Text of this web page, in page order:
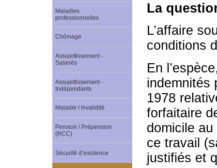
La
L’affaire
conditions
En
indemnités
1978
forfaitaire
domicile
ce travail
justifiés et
Maladies
professionnelles
Chômage
Assujettissement -
Salariés
Assujettissement -
Indépendants
Maladie / Invalidité
Pension / Prépension
(RCC)
Sécurité d’existence